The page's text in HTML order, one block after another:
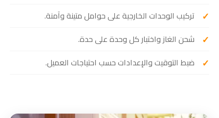
تركيب الوحدات الخارجية على حوامل متينة وآمنة.
شحن الغاز واختبار كل وحدة على حدة.
ضبط التوقيت والإعدادات حسب احتياجات العميل.